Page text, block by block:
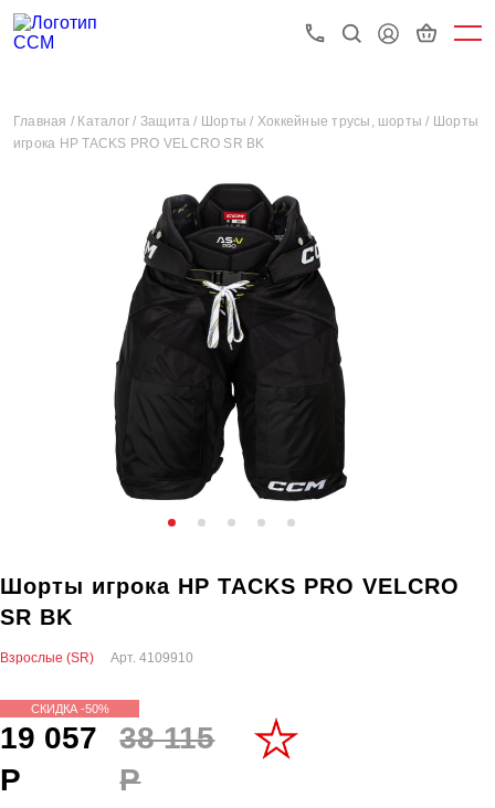
Главная / Каталог / Защита / Шорты / Хоккейные трусы, шорты / Шорты
игрока HP TACKS PRO VELCRO SR BK
Шорты игрока HP TACKS PRO VELCRO
SR BK
Взрослые (SR) Арт. 4109910
СКИДКА -50%
19 057
Р
38 115
Р